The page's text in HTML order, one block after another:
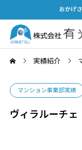
おかげ
実績紹介
マンション事業部実績
ヴィラルーチェ